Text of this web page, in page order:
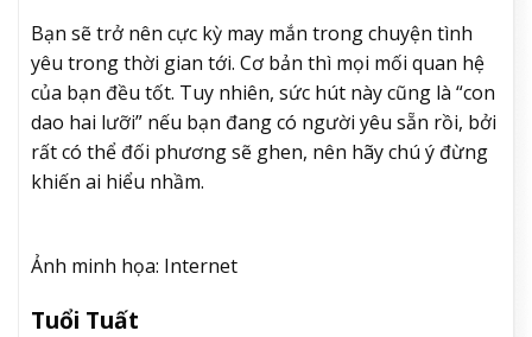
Bạn sẽ trở nên cực kỳ may mắn trong chuyện tình
yêu trong thời gian tới. Cơ bản thì mọi mối quan hệ
của bạn đều tốt. Tuy nhiên, sức hút này cũng là “con
dao hai lưỡi” nếu bạn đang có người yêu sẵn rồi, bởi
rất có thể đối phương sẽ ghen, nên hãy chú ý đừng
khiến ai hiểu nhầm.
Ảnh minh họa: Internet
Tuổi Tuất